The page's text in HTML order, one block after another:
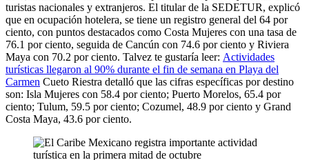
turistas nacionales y extranjeros. El titular de la SEDETUR, explicó
que en ocupación hotelera, se tiene un registro general del 64 por
ciento, con puntos destacados como Costa Mujeres con una tasa de
76.1 por ciento, seguida de Cancún con 74.6 por ciento y Riviera
Maya con 70.2 por ciento. Talvez te gustaría leer: Actividades
turísticas llegaron al 90% durante el fin de semana en Playa del
Carmen Cueto Riestra detalló que las cifras específicas por destino
son: Isla Mujeres con 58.4 por ciento; Puerto Morelos, 65.4 por
ciento; Tulum, 59.5 por ciento; Cozumel, 48.9 por ciento y Grand
Costa Maya, 43.6 por ciento.